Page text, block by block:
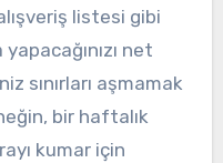
listesi gibi
net
sınırları aşmamak
bir haftalık
kumar için